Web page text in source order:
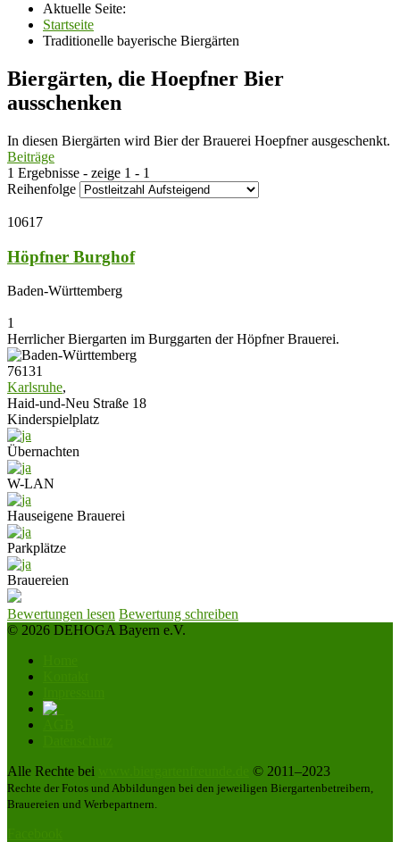
Aktuelle Seite:
Startseite
Traditionelle bayerische Biergärten
Biergärten, die Hoepfner Bier
ausschenken
In diesen Biergärten wird Bier der Brauerei Hoepfner ausgeschenkt.
Beiträge
1 Ergebnisse - zeige 1 - 1
Reihenfolge
10617
Höpfner Burghof
Baden-Württemberg
1
Herrlicher Biergarten im Burggarten der Höpfner Brauerei.
76131
Karlsruhe,
Haid-und-Neu Straße 18
Kinderspielplatz
Übernachten
W-LAN
Hauseigene Brauerei
Parkplätze
Brauereien
Bewertungen lesen Bewertung schreiben
© 2026 DEHOGA Bayern e.V.
Alle Rechte bei
© 2011–2023
Rechte der Fotos und Abbildungen bei den jeweiligen Biergartenbetreibern,
Brauereien und Werbepartnern.